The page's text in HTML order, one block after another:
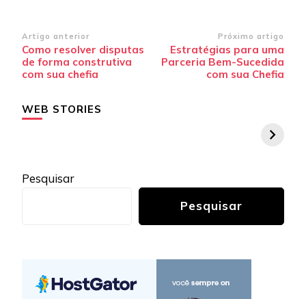
Navegação
de
post
Artigo anterior
Como resolver disputas
de forma construtiva
com sua chefia
Próximo artigo
Estratégias para uma
Parceria Bem-Sucedida
com sua Chefia
WEB STORIES
Pesquisar
Pesquisar